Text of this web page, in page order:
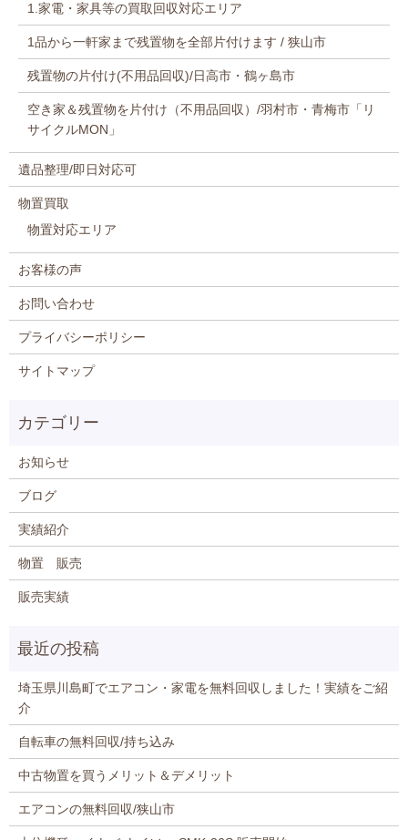
1.家電・家具等の買取回収対応エリア
1品から一軒家まで残置物を全部片付けます / 狭山市
残置物の片付け(不用品回収)/日高市・鶴ヶ島市
空き家＆残置物を片付け（不用品回収）/羽村市・青梅市「リ
サイクルMON」
遺品整理/即日対応可
物置買取
物置対応エリア
お客様の声
お問い合わせ
プライバシーポリシー
サイトマップ
お知らせ
ブログ
実績紹介
物置 販売
販売実績
埼玉県川島町でエアコン・家電を無料回収しました！実績をご紹
介
自転車の無料回収/持ち込み
中古物置を買うメリット＆デメリット
エアコンの無料回収/狭山市